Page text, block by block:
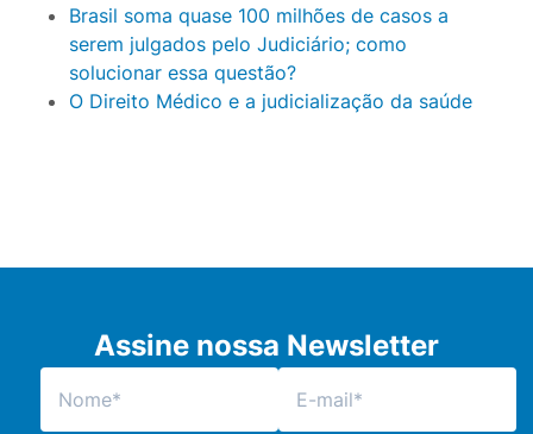
Brasil soma quase 100 milhões de casos a
serem julgados pelo Judiciário; como
solucionar essa questão?
O Direito Médico e a judicialização da saúde
Assine nossa Newsletter